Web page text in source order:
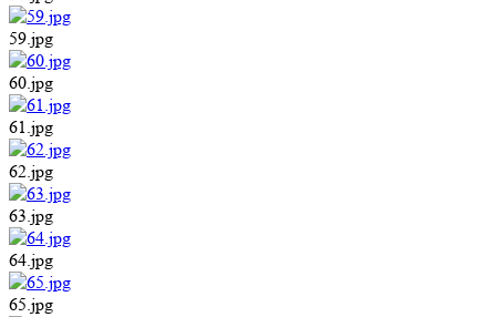
59.jpg
60.jpg
61.jpg
62.jpg
63.jpg
64.jpg
65.jpg